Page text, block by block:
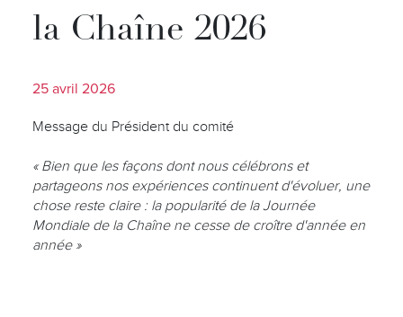
la Chaîne 2026
25 avril 2026
Message du Président du comité
« Bien que les façons dont nous célébrons et
partageons nos expériences continuent d'évoluer, une
chose reste claire : la popularité de la Journée
Mondiale de la Chaîne ne cesse de croître d'année en
année »